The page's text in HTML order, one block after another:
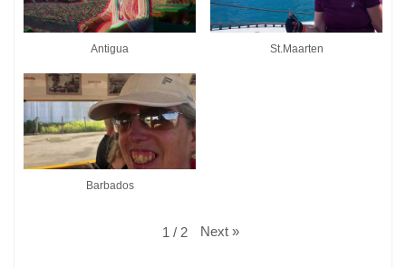
Antigua St.Maarten
Barbados
1 / 2 Next »